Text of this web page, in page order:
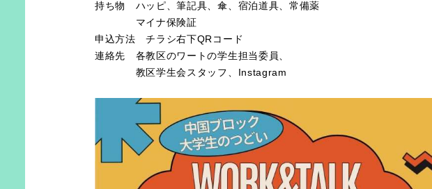
持ち物 ハッピ、筆記具、傘、宿泊道具、常備薬
マイナ保険証
申込方法 チラシ右下QRコード
連絡先 各教区のワートの学生担当委員、
教区学生会スタッフ、Instagram